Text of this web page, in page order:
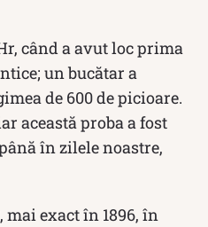
când a avut loc prima
un bucătar a
de 600 de picioare.
această proba a fost
în zilele noastre,
exact în 1896, în